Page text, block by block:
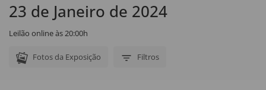
23 de Janeiro de 2024
Leilão online às 20:00h
Fotos da Exposição Filtros